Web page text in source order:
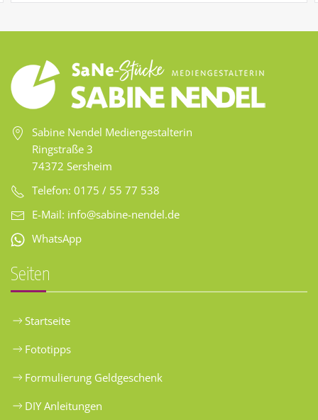
Sabine Nendel Mediengestalterin
Ringstraße 3
74372 Sersheim
Telefon: 0175 / 55 77 538
E-Mail: info@sabine-nendel.de
WhatsApp
Seiten
Startseite
Fototipps
Formulierung Geldgeschenk
DIY Anleitungen